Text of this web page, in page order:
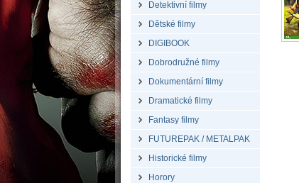
Detektivní filmy
Dětské filmy
DIGIBOOK
Dobrodružné filmy
Dokumentární filmy
Dramatické filmy
Fantasy filmy
FUTUREPAK / METALPAK
Historické filmy
Horory